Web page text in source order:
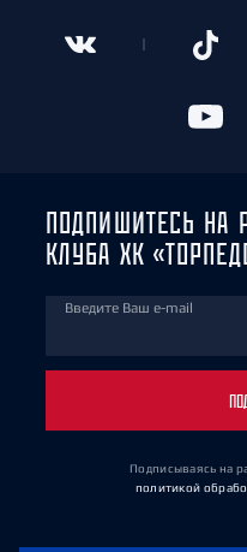
ПОДПИШИТЕСЬ НА
КЛУБА ХК
Введите Ваш e-mail
Подписываясь на
политикой